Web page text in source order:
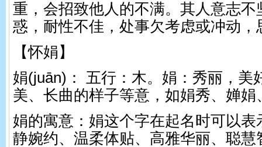
重，会招致他人的不满。其人意志不
惑，耐性不佳，处事欠考虑或冲动，
【怀娟】
娟(juān)： 五行：木。 娟：秀丽，美
美、长曲的样子等意，如娟秀、婵娟
娟的寓意：娟这个字在起名时可以
静婉约、温柔体贴、高雅华丽、聪慧